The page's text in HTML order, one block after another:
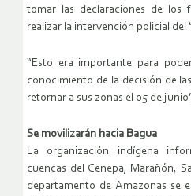
tomar las declaraciones de los
realizar la intervención policial del
“Esto era importante para
conocimiento de la decisión de
retornar a sus zonas el 05 de
Se movilizarán hacia Bagua
La organización indígena
cuencas del Cenepa, Marañón,
departamento de Amazonas se